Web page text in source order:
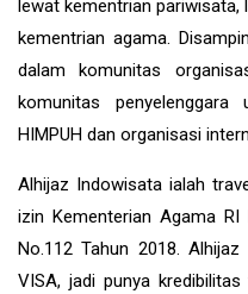
lewat kementrian pariwisata,
kementrian agama.
dalam komunitas
komunitas
HIMPUH dan organisasi
Alhijaz Indowisata ialah
izin Kementerian Agama
No.112 Tahun 2018. Alhijaz
VISA, jadi punya